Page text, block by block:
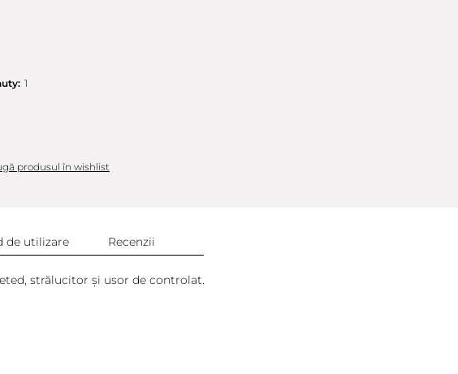
1
produsul în wishlist
de utilizare Recenzii
strălucitor și usor de controlat.